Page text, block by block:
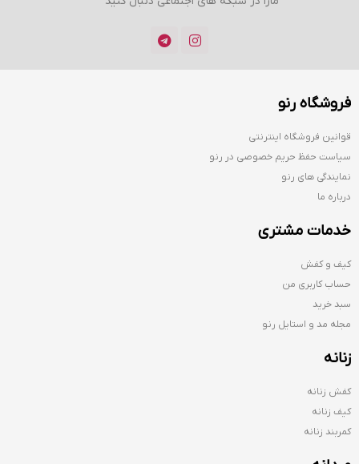
فروشگاه رنو
قوانین فروشگاه اینترنتی
سیاست حفظ حریم خصوصی در رنو
نمایندگی های رنو
درباره ما
خدمات مشتری
کیف و کفش
حساب کاربری من
سبد خرید
مجله مد و استایل رنو
زنانه
کفش زنانه
کیف زنانه
کمربند زنانه